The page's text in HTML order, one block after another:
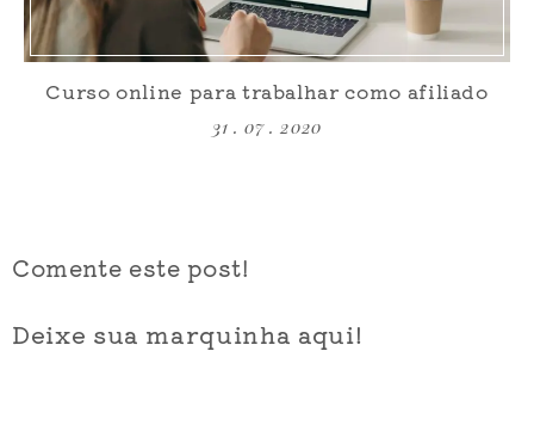
Curso online para trabalhar como afiliado
31 . 07 . 2020
Comente este post!
Deixe sua marquinha aqui!